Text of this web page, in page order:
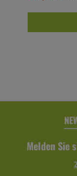
Einfaches
Verkleben der
Melden Sie